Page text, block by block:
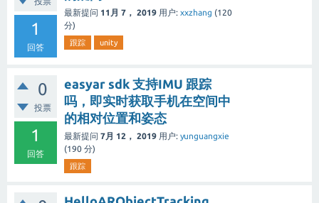
1
回答
最新提问 11月 7， 2019 用户: xxzhang (120
分)
跟踪 unity
0
投票
1
回答
easyar sdk 支持IMU 跟踪
吗，即实时获取手机在空间中
的相对位置和姿态
最新提问 7月 12， 2019 用户: yunguangxie
(190 分)
跟踪